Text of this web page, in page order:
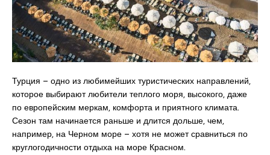
Турция – одно из любимейших туристических направлений,
которое выбирают любители теплого моря, высокого, даже
по европейским меркам, комфорта и приятного климата.
Сезон там начинается раньше и длится дольше, чем,
например, на Черном море – хотя не может сравниться по
круглогодичности отдыха на море Красном.